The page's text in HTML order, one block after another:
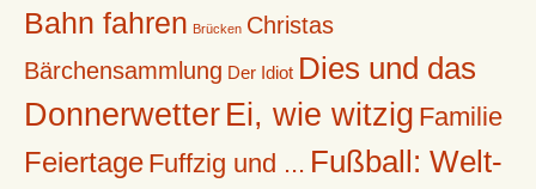
Bahn fahren Brücken Christas
Bärchensammlung Der Idiot Dies und das
Donnerwetter Ei, wie witzig Familie
Feiertage Fuffzig und ... Fußball: Welt-